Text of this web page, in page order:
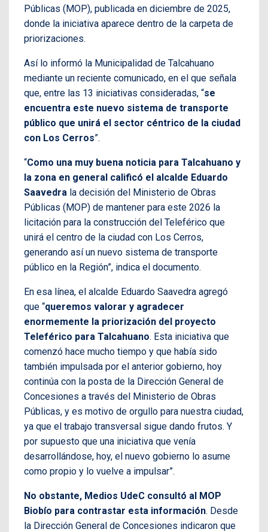
Públicas (MOP), publicada en diciembre de 2025,
donde la iniciativa aparece dentro de la carpeta de
priorizaciones.
Así lo informó la Municipalidad de Talcahuano
mediante un reciente comunicado, en el que señala
que, entre las 13 iniciativas consideradas, “se
encuentra este nuevo sistema de transporte
público que unirá el sector céntrico de la ciudad
con Los Cerros”.
“Como una muy buena noticia para Talcahuano y
la zona en general calificó el alcalde Eduardo
Saavedra la decisión del Ministerio de Obras
Públicas (MOP) de mantener para este 2026 la
licitación para la construcción del Teleférico que
unirá el centro de la ciudad con Los Cerros,
generando así un nuevo sistema de transporte
público en la Región”, indica el documento.
En esa línea, el alcalde Eduardo Saavedra agregó
que “queremos valorar y agradecer
enormemente la priorización del proyecto
Teleférico para Talcahuano. Esta iniciativa que
comenzó hace mucho tiempo y que había sido
también impulsada por el anterior gobierno, hoy
continúa con la posta de la Dirección General de
Concesiones a través del Ministerio de Obras
Públicas, y es motivo de orgullo para nuestra ciudad,
ya que el trabajo transversal sigue dando frutos. Y
por supuesto que una iniciativa que venía
desarrollándose, hoy, el nuevo gobierno lo asume
como propio y lo vuelve a impulsar”.
No obstante, Medios UdeC consultó al MOP
Biobío para contrastar esta información. Desde
la Dirección General de Concesiones indicaron que